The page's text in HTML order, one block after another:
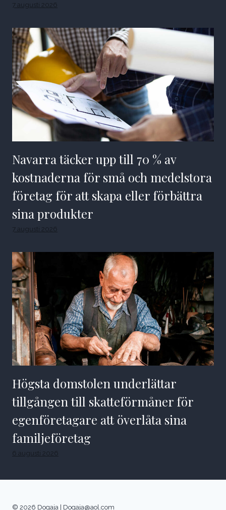
7 augusti 2026
Navarra täcker upp till 70 % av
kostnaderna för små och medelstora
företag för att skapa eller förbättra
sina produkter
7 augusti 2026
Högsta domstolen underlättar
tillgången till skatteförmåner för
egenföretagare att överlåta sina
familjeföretag
6 augusti 2026
© 2026 Dogaja | Dogaja@aol.com